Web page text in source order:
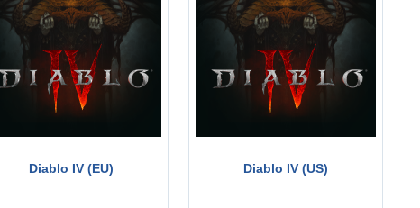
Diablo IV (EU) Diablo IV (US)